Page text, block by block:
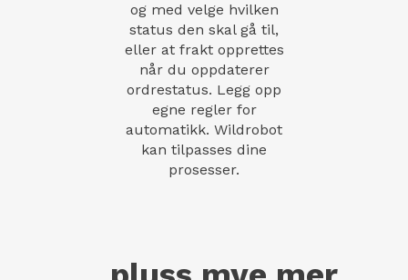
og med velge hvilken
status den skal gå til,
eller at frakt opprettes
når du oppdaterer
ordrestatus. Legg opp
egne regler for
automatikk. Wildrobot
kan tilpasses dine
prosesser.